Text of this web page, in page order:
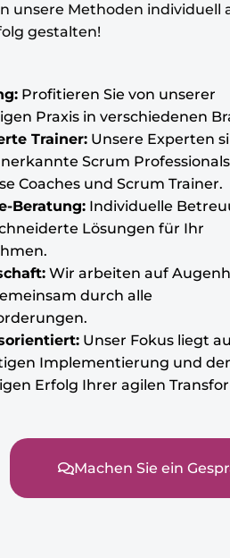
unsere Methoden individuell
gestalten!
Profitieren Sie von unserer
Praxis in verschiedenen
Trainer: Unsere Experten
Scrum
Coaches und Scrum Trainer.
Beratung: Individuelle
Lösungen für Ihr
Wir arbeiten auf
durch alle
Unser Fokus liegt
Implementierung und
Erfolg Ihrer agilen
Machen Sie ein